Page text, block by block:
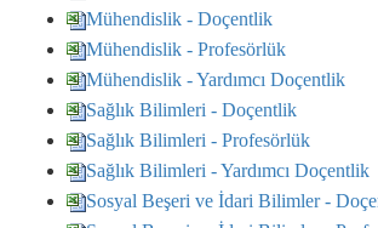
Mühendislik - Doçentlik
Mühendislik - Profesörlük
Mühendislik - Yardımcı Doçentlik
Sağlık Bilimleri - Doçentlik
Sağlık Bilimleri - Profesörlük
Sağlık Bilimleri - Yardımcı Doçentlik
Sosyal Beşeri ve İdari Bilimler -